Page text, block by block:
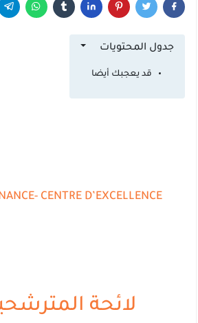
جدول المحتويات
قد يعجبك أيضا
CENTRE D’EXCELLENCE
لائحة